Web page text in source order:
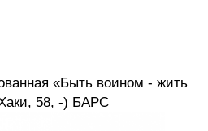
«Быть воином - жить
58, -) БАРС